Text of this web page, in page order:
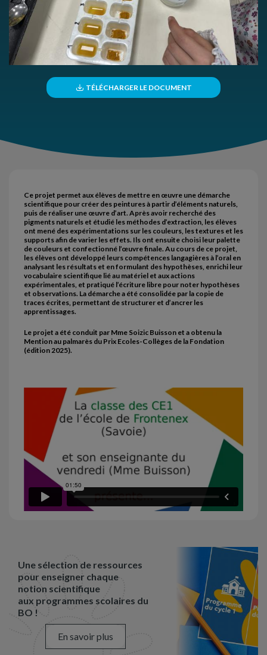
TÉLÉCHARGER LE DOCUMENT
Ce projet permet aux élèves de mettre en œuvre une démarche
scientifique pour créer des peintures à partir d’éléments naturels,
puis de réaliser une œuvre d’art. Après avoir recherché des
pigments naturels et étudié les méthodes d’extraction, les élèves
ont mené des expérimentations sur les couleurs, les textures et les
supports afin de varier les effets. Ils ont ensuite choisi leur palette
de couleurs et confectionné l’œuvre finale. Au cours de ce projet,
les élèves ont développé leurs compétences langagières à l’oral en
analysant les résultats et en formulant des hypothèses, enrichi leur
vocabulaire scientifique lié au matériel et aux actions
expérimentales, et pratiqué l’écriture libre pour noter hypothèses
et observations. La démarche a été consolidée par la copie de
traces écrites, permettant de structurer et d’ancrer les
apprentissages.
Le projet a été conduit par Mme Soizic Buisson et a obtenu la
Mention au palmarès du Prix Ecoles-Collèges de la Fondation
(édition 2025).
Une sélection de ressources
pour enseigner chaque
notion scientifique
aux programmes scolaires du
BO !
En savoir plus